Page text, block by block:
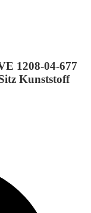
1208-04-677
Kunststoff